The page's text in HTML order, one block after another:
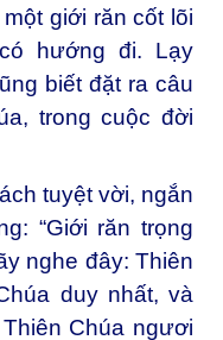
giới răn cốt lõi
hướng đi. Lạy
biết đặt ra câu
trong cuộc đời
tuyệt vời, ngắn
“Giới răn trọng
nghe đây: Thiên
duy nhất, và
Chúa ngươi